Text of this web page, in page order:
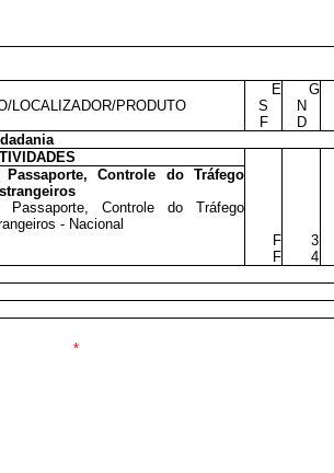
LOCALIZADOR/PRODUTO
E
S
F
G
N
D
Controle do Tráfego
Controle do Tráfego
- Nacional
F
3
F
4
*